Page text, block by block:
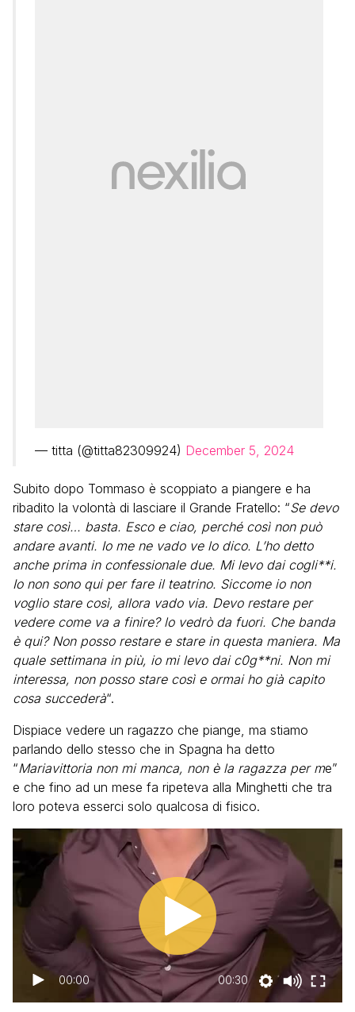
— titta (@titta82309924) December 5, 2024
Subito dopo Tommaso è scoppiato a piangere e ha
ribadito la volontà di lasciare il Grande Fratello: “Se devo
stare così… basta. Esco e ciao, perché così non può
andare avanti. Io me ne vado ve lo dico. L’ho detto
anche prima in confessionale due. Mi levo dai cogli**i.
Io non sono qui per fare il teatrino. Siccome io non
voglio stare così, allora vado via. Devo restare per
vedere come va a finire? lo vedrò da fuori. Che banda
è qui? Non posso restare e stare in questa maniera. Ma
quale settimana in più, io mi levo dai c0g**ni. Non mi
interessa, non posso stare così e ormai ho già capito
cosa succederà“.
Dispiace vedere un ragazzo che piange, ma stiamo
parlando dello stesso che in Spagna ha detto
“Mariavittoria non mi manca, non è la ragazza per me”
e che fino ad un mese fa ripeteva alla Minghetti che tra
loro poteva esserci solo qualcosa di fisico.
00:00 00:30